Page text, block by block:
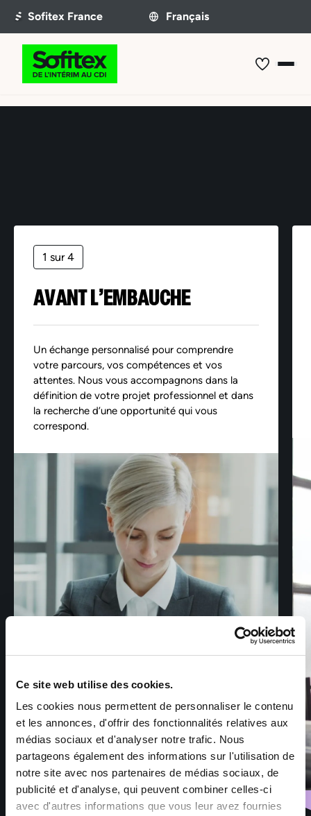
Ce site web utilise des cookies.
Les cookies nous permettent de personnaliser le contenu
et les annonces, d'offrir des fonctionnalités relatives aux
médias sociaux et d'analyser notre trafic. Nous
partageons également des informations sur l'utilisation de
notre site avec nos partenaires de médias sociaux, de
publicité et d'analyse, qui peuvent combiner celles-ci
avec d'autres informations que vous leur avez fournies
1 sur 4
AVANT L’EMBAUCHE
Un échange personnalisé pour comprendre
votre parcours, vos compétences et vos
attentes. Nous vous accompagnons dans la
définition de votre projet professionnel et dans
la recherche d’une opportunité qui vous
correspond.